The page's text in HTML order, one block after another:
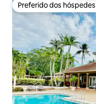
Preferido dos hóspedes
Preferido dos hóspedes